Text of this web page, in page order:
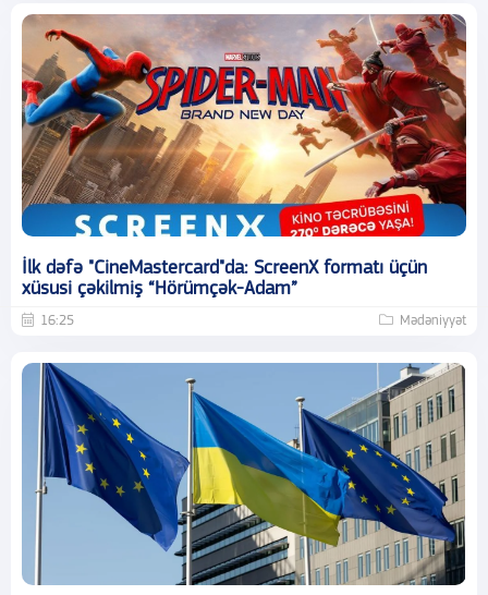
İlk dəfə "CineMastercard"da: ScreenX formatı üçün
xüsusi çəkilmiş “Hörümçək-Adam”
16:25 Mədəniyyət